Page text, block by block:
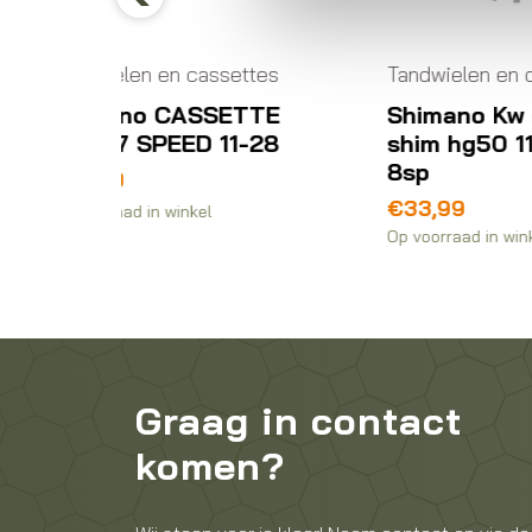
Previous
Tandwielen en cassettes
Shimano Kw cassette
shim hg50 11-32tds
€33,99
Graag in contact
komen?